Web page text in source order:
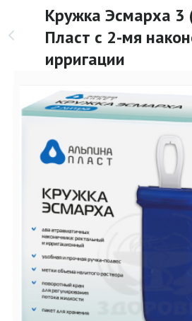
Кружка Эсмарха 3
Пласт с 2-мя
ирригации